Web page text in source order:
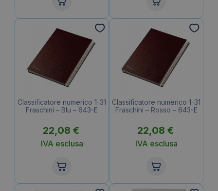
Classificatore numerico 1-31
Fraschini – Blu – 643-E
22,08 €
IVA esclusa
Classificatore numerico 1-31
Fraschini – Rosso – 643-E
22,08 €
IVA esclusa